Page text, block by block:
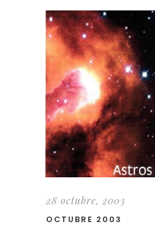
28 octubre, 2003
OCTUBRE 2003